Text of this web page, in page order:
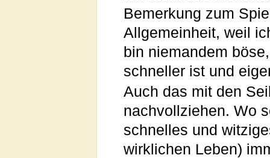
Bemerkung zum
Allgemeinheit, weil
bin niemandem
schneller ist und
Auch das mit den
nachvollziehen. Wo
schnelles und
wirklichen Leben)